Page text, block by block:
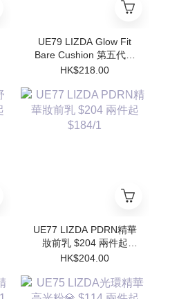
UE79 LIZDA Glow Fit
Bare Cushion 第五代閃
亮氣墊 $218 兩件起
Refill)
HK$218.00
UE77 LIZDA PDRN精華
妝前乳 $204 兩件起
$184/1
HK$204.00